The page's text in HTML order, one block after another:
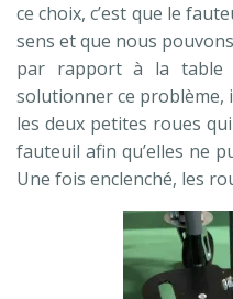
ce choix, c’est que le
sens et que nous
par rapport à la table
solutionner ce problème,
les deux petites roues
fauteuil afin qu’elles ne
Une fois enclenché, les